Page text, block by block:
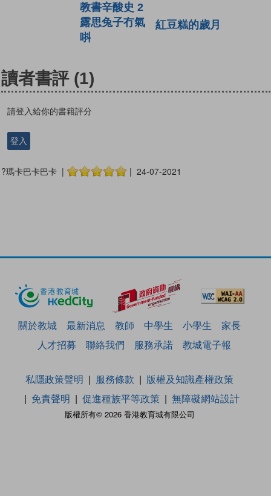
教書辛酸史 2
露思兔子冇氣
唞
紅豆糕的歲月
讀者書評 (1)
請登入給你的書籍評分
登入
?瑪卡巴卡巴卡 | | 24-07-2021
關於教城 最新消息 教師 中學生 小學生
家長
人才招募
聯絡我們 服務承諾 教城電子報
版權所有© 2026 香港教育城有限公司
私隱政策聲明 服務條款
版權及知識產權政策
免責聲明
促進種族平等政策 無障礙網站設計